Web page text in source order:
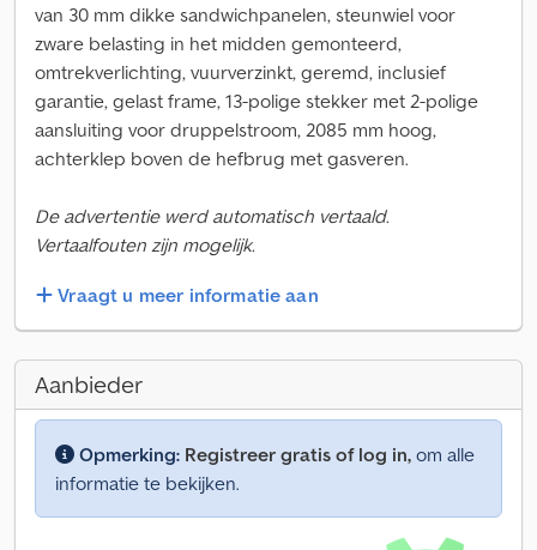
van 30 mm dikke sandwichpanelen, steunwiel voor
zware belasting in het midden gemonteerd,
omtrekverlichting, vuurverzinkt, geremd, inclusief
garantie, gelast frame, 13-polige stekker met 2-polige
aansluiting voor druppelstroom, 2085 mm hoog,
achterklep boven de hefbrug met gasveren.
De advertentie werd automatisch vertaald.
Vertaalfouten zijn mogelijk.
Vraagt u meer informatie aan
Aanbieder
Opmerking: Registreer gratis of log in, om alle
informatie te bekijken.